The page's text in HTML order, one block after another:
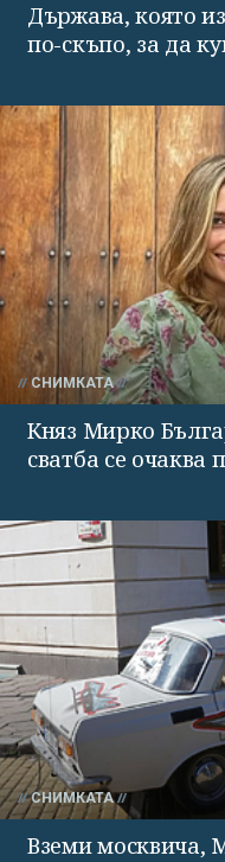
Държава, която
по-скъпо, за да
СНИМКАТА
Княз Мирко
сватба се очаква
СНИМКАТА
Вземи москвича,